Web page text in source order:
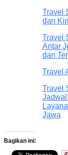
Travel
dan
Travel
Antar
dan
Travel
Travel
Jawa
Bagikan ini: